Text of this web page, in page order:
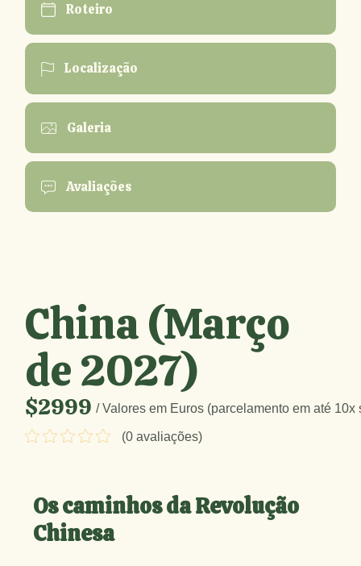
Roteiro
Localização
Galeria
Avaliações
China (Março
de 2027)
$2999/ Valores em Euros (parcelamento em até 10x
(0 avaliações)
Os caminhos da Revolução
Chinesa